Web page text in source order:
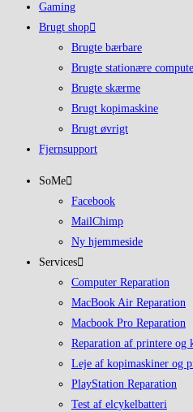
Gaming
Brugt shop
Brugte bærbare
Brugte stationære
Brugte skærme
Brugt kopimaskine
Brugt øvrigt
Fjernsupport
SoMe
Facebook
MailChimp
Ny hjemmeside
Services
Computer Reparation
MacBook Air Reparation
Macbook Pro Reparation
Reparation af printere og
Leje af kopimaskiner og
PlayStation Reparation
Test af elcykelbatteri